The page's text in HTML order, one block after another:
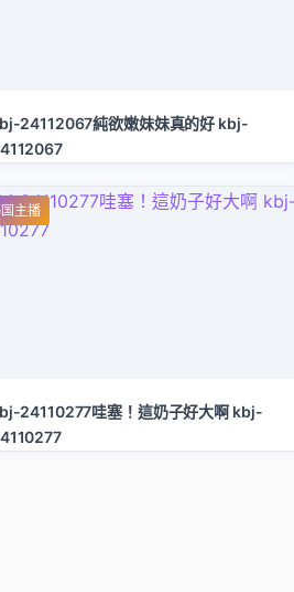
24112067純欲嫩妹妹真的好 kbj-
主播
24110277哇塞！這奶子好大啊 kbj-